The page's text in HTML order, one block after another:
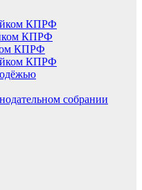
КПРФ
КПРФ
КПРФ
КПРФ
собрании